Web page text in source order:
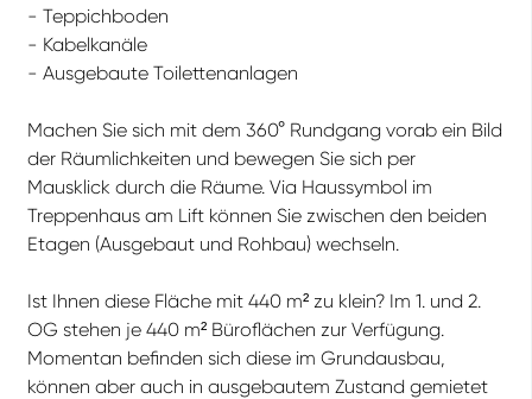
- Teppichboden
- Kabelkanäle
- Ausgebaute Toilettenanlagen
Machen Sie sich mit dem 360° Rundgang vorab ein Bild
der Räumlichkeiten und bewegen Sie sich per
Mausklick durch die Räume. Via Haussymbol im
Treppenhaus am Lift können Sie zwischen den beiden
Etagen (Ausgebaut und Rohbau) wechseln.
Ist Ihnen diese Fläche mit 440 m² zu klein? Im 1. und 2.
OG stehen je 440 m² Büroflächen zur Verfügung.
Momentan befinden sich diese im Grundausbau,
können aber auch in ausgebautem Zustand gemietet